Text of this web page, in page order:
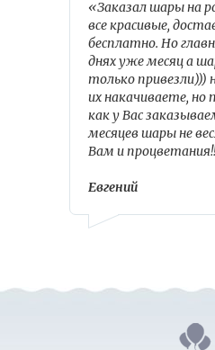
«Заказал шары на
все красивые,
бесплатно. Но
днях уже месяц а
только привезли)))
их накачиваете,
как у Вас
месяцев шары не
Вам и
Евгений